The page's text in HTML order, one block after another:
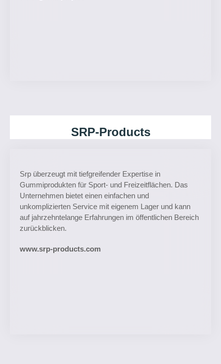
SRP-Products
Srp überzeugt mit tiefgreifender Expertise in
Gummiprodukten für Sport- und Freizeitflächen. Das
Unternehmen bietet einen einfachen und
unkomplizierten Service mit eigenem Lager und kann
auf jahrzehntelange Erfahrungen im öffentlichen Bereich
zurückblicken.
www.srp-products.com